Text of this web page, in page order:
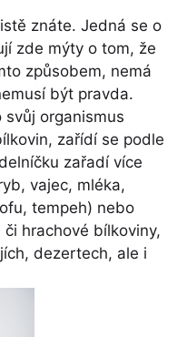
znáte. Jedná se o
zde mýty o tom, že
způsobem, nemá
být pravda.
svůj organismus
zařídí se podle
zařadí více
vajec, mléka,
tempeh) nebo
hrachové bílkoviny,
dezertech, ale i